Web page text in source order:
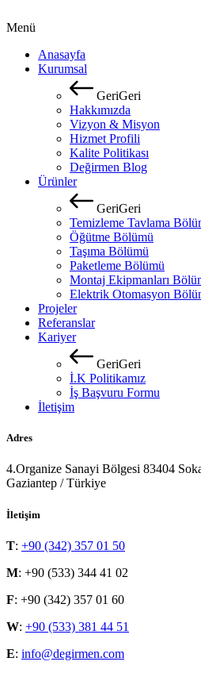
Menü
Anasayfa
Kurumsal
GeriGeri
Hakkımızda
Vizyon & Misyon
Hizmet Profili
Kalite Politikası
Değirmen Blog
Ürünler
GeriGeri
Temizleme Tavlama
Öğütme Bölümü
Taşıma Bölümü
Paketleme Bölümü
Montaj Ekipmanları
Elektrik Otomasyon
Projeler
Referanslar
Kariyer
GeriGeri
İ.K Politikamız
İş Başvuru Formu
İletişim
Adres
4.Organize Sanayi Bölgesi 83404
Gaziantep / Türkiye
İletişim
T: +90 (342) 357 01 50
M: +90 (533) 344 41 02
F: +90 (342) 357 01 60
W: +90 (533) 381 44 51
E: info@degirmen.com